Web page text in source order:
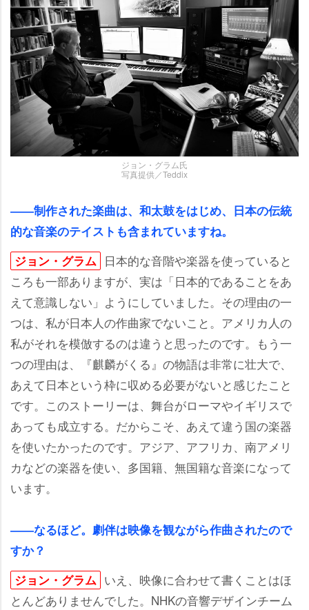
ジョン・グラム氏
写真提供／Teddix
――制作された楽曲は、和太鼓をはじめ、日本の伝統
的な音楽のテイストも含まれていますね。
ジョン・グラム 日本的な音階や楽器を使っていると
ころも一部ありますが、実は「日本的であることをあ
えて意識しない」ようにしていました。その理由の一
つは、私が日本人の作曲家でないこと。アメリカ人の
私がそれを模倣するのは違うと思ったのです。もう一
つの理由は、『麒麟がくる』の物語は非常に壮大で、
あえて日本という枠に収める必要がないと感じたこと
です。このストーリーは、舞台がローマやイギリスで
あっても成立する。だからこそ、あえて違う国の楽器
を使いたかったのです。アジア、アフリカ、南アメリ
カなどの楽器を使い、多国籍、無国籍な音楽になって
います。
――なるほど。劇伴は映像を観ながら作曲されたので
すか？
ジョン・グラム いえ、映像に合わせて書くことはほ
とんどありませんでした。NHKの音響デザインチーム